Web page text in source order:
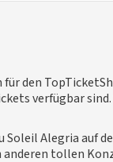
den
verfügbar sind.
Soleil Alegria auf
anderen tollen